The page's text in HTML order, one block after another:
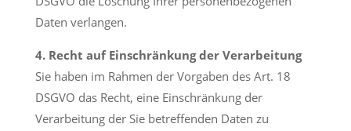
Daten verlangen.
4. Recht auf Einschränkung der Verarbeitung
Sie haben im Rahmen der Vorgaben des Art. 18
DSGVO das Recht, eine Einschränkung der
Verarbeitung der Sie betreffenden Daten zu